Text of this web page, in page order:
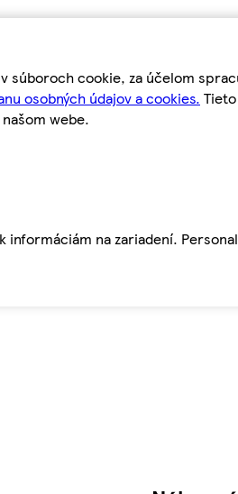
cookie, za účelom
osobných údajov a cookies.
webe.
na zariadení.